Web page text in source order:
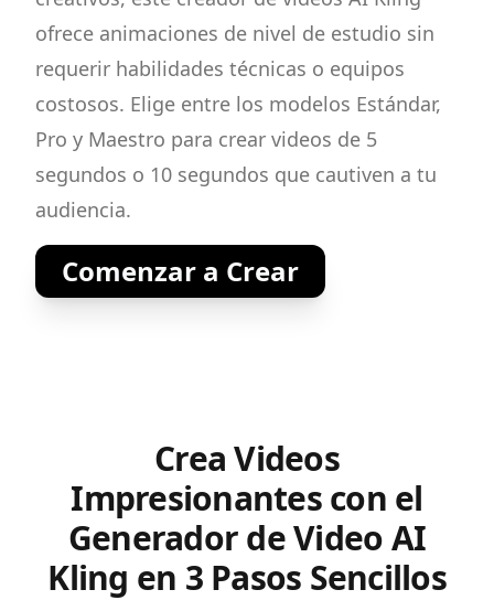
ofrece animaciones de nivel de estudio sin
requerir habilidades técnicas o equipos
costosos. Elige entre los modelos Estándar,
Pro y Maestro para crear videos de 5
segundos o 10 segundos que cautiven a tu
audiencia.
Comenzar a Crear
Crea Videos
Impresionantes con el
Generador de Video AI
Kling en 3 Pasos Sencillos